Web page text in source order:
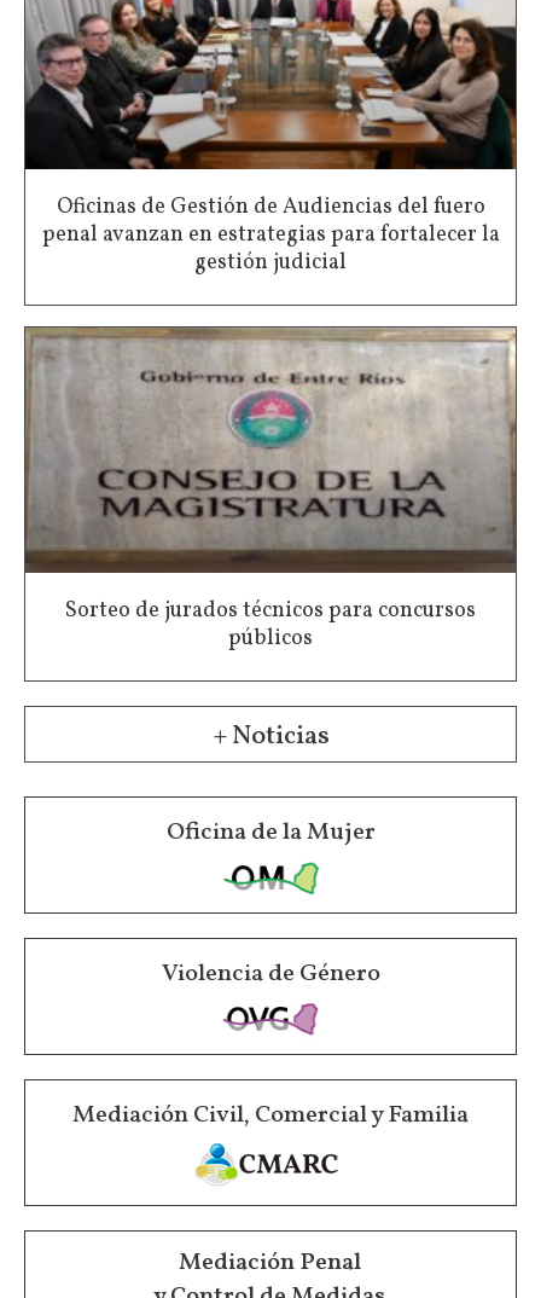
Oficinas de Gestión de Audiencias del fuero
penal avanzan en estrategias para fortalecer la
gestión judicial
Sorteo de jurados técnicos para concursos
públicos
+ Noticias
Oficina de la Mujer
Violencia de Género
Mediación Civil, Comercial y Familia
Mediación Penal